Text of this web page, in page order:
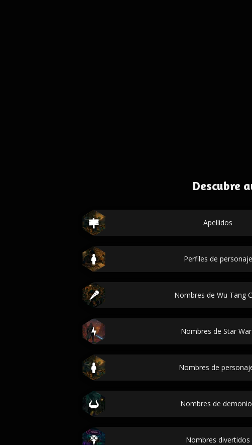
Descubre
Apellidos
Perfiles de personaje
Nombres de Wu Tang
Nombres de Star
Nombres de
Nombres de
Nombres divertidos